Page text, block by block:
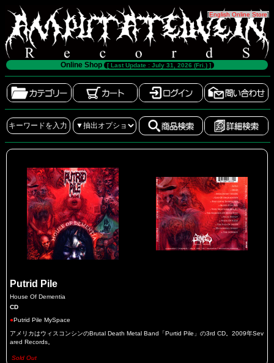
[English Online Store]
Online Shop [ Last Update : July 31, 2026 (Fri.) ]
Putrid Pile
House Of Dementia
CD
●Putrid Pile MySpace
アメリカはウィスコンシンのBrutal Death Metal Band「Purtid Pile」の3rd CD。2009年Sev
ared Records。
Sold Out